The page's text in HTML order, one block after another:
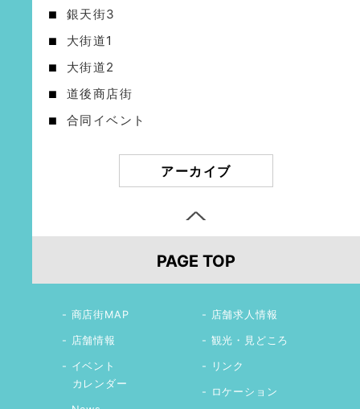
銀天街3
大街道1
大街道2
道後商店街
合同イベント
アーカイブ
PAGE TOP
商店街MAP
店舗情報
イベント
カレンダー
店舗求人情報
観光・見どころ
リンク
ロケーション